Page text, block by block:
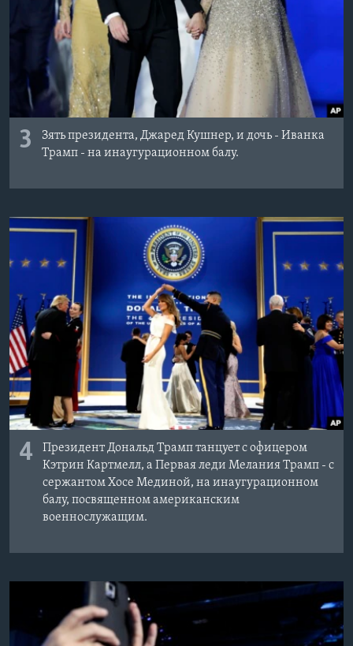
3
Зять президента, Джаред Кушнер, и дочь - Иванка
Трамп - на инаугурационном балу.
4
Президент Дональд Трамп танцует с офицером
Кэтрин Картмелл, а Первая леди Мелания Трамп - с
сержантом Хосе Мединой, на инаугурационном
балу, посвященном американским
военнослужащим.